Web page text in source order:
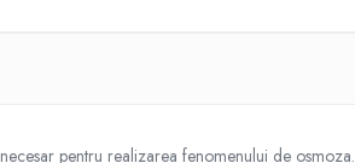
pentru realizarea fenomenului de osmoza.